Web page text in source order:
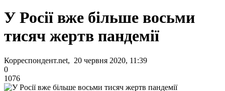
У Росії вже більше восьми
тисяч жертв пандемії
Корреспондент.net, 20 червня 2020, 11:39
0
1076